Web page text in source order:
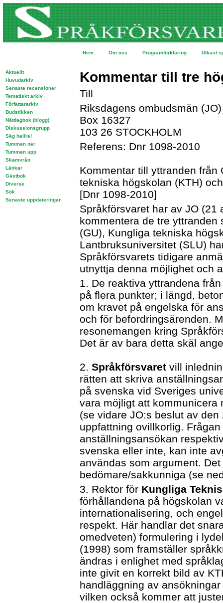
Hem Om oss Programförklaring Utkast
Aktuellt
Huvudarkiv
Senaste recensioner
Tematiskt arkiv
Författararkiv
Budstikken
Nätdagbok (blogg)
Diskussionsgrupp
Säg hellre!
Tummen ner
Tummen upp
Skamvrån
Länkar
Gästbok
Diverse
Sök
Senaste uppdateringar
Kommentar till tre
Till
Riksdagens ombudsmän (JO)
Box 16327
103 26 STOCKHOLM
Referens: Dnr 1098-2010
Kommentar till yttranden från
tekniska högskolan (KTH)
[Dnr 1098-2010]
Språkförsvaret har av JO (21
kommentera de tre yttranden
(GU), Kungliga tekniska
Lantbruksuniversitet (SLU)
Språkförsvarets tidigare
utnyttja denna möjlighet och
1. De reaktiva yttrandena
på flera punkter; i längd,
om kravet på engelska för
och för befordringsärenden.
resonemangen kring
Det är av bara detta skäl
2. Språkförsvaret vill
rätten att skriva
på svenska vid Sveriges
vara möjligt att kommunicera
(se vidare JO:s beslut av
uppfattning ovillkorlig.
anställningsansökan
svenska eller inte, kan inte
användas som argument.
bedömare/sakkunniga (se
3. Rektor för Kungliga
förhållandena på högskolan
internationalisering, och
respekt. Här handlar det
omedveten) formulering i
(1998) som framställer
ändras i enlighet med
inte givit en korrekt bild av
handläggning av
vilken också kommer att